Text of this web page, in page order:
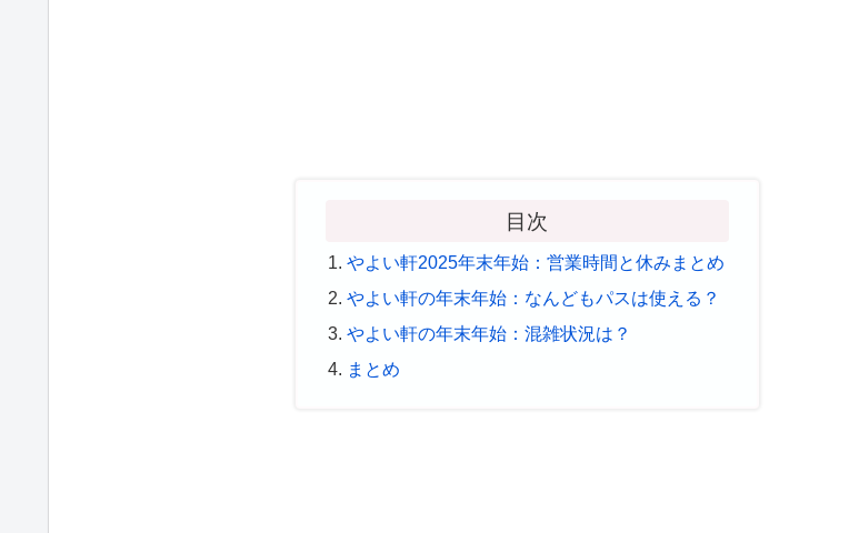
目次
やよい軒2025年末年始：営業時間と休みまとめ
やよい軒の年末年始：なんどもパスは使える？
やよい軒の年末年始：混雑状況は？
まとめ